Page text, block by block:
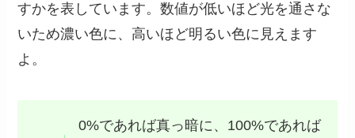
すかを表しています。数値が低いほど光を通さな
いため濃い色に、高いほど明るい色に見えます
よ。
0%であれば真っ暗に、100%であれば